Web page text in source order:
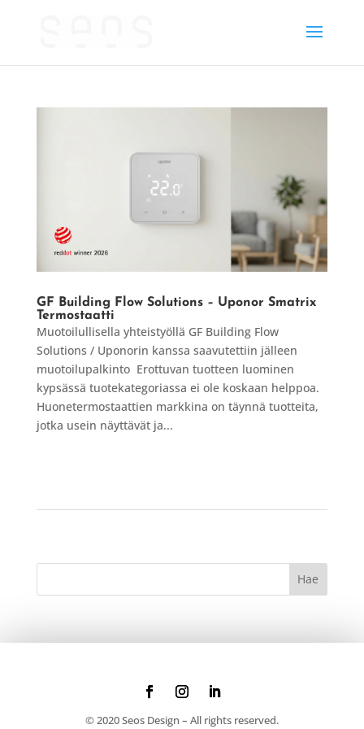
GF Building Flow Solutions – Uponor Smatrix
Termostaatti
Muotoilullisella yhteistyöllä GF Building Flow
Solutions / Uponorin kanssa saavutettiin jälleen
muotoilupalkinto Erottuvan tuotteen luominen
kypsässä tuotekategoriassa ei ole koskaan helppoa.
Huonetermostaattien markkina on täynnä tuotteita,
jotka usein näyttävät ja...
© 2020 Seos Design – All rights reserved.